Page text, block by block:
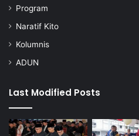
Program
Naratif Kito
Kolumnis
ADUN
Last Modified Posts